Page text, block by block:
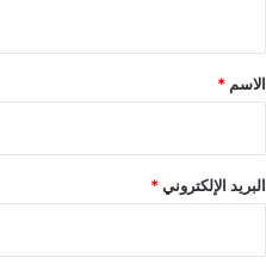
*
الاسم *
البريد الإلكتروني*